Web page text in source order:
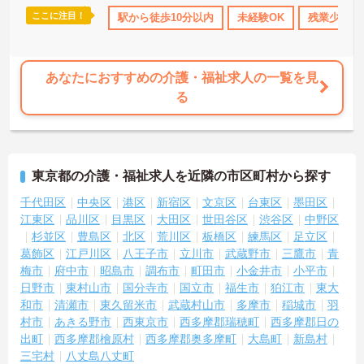
日勤のみ 資格取得サポート 研修制度あり 産休･育休･
います。安心して長く働きたい方におすすめの法人です♪
――――――――――――――― ■ 地域に愛される安定法人♪ ――
・北区内で全12事業所を運営 ・安定した法人基盤 ・地域包括支援
センターも受託 ・特養から在宅サービスまで幅広く展開
→ 地域とのつながりを大切にしながら安心して働ける環境です♪
――――――――――――――― ■ 未経験から成長できる環境♪ ―
・指導担当者によるOJT体制 ・コミュニケーション研修あり ・介護
技術や認知症ケア研修を実施 ・資格取得支援制度あり ・資格取得祝
い金支給あり
→ 「成長したい」という気持ちをしっかり応援してくれる職場です
――――――――――――――― ■ 福利厚生が充実しています♪ ―
――――――――――――――
働く職員を大切にする制度が整っています。
・資格取得支援制度 ・退職金制度あり ・奨学金返済応援制度 ・各
種表彰制度あり ・住宅支援制度あり ・宿舎借り上げ制度あり（規定
あり）
→ 将来を見据えながら長く働きやすい職場です♪
ここに注目！ 駅から徒歩10分以内 未経験OK 残業少なめ
あなたにおすすめの介護・福祉求人の一覧を見
る
東京都の介護・福祉求人を近隣の市区町村から探す
千代田区 中央区 港区 新宿区 文京区 台東区
墨田区
江東区
品川区 目黒区 大田区 世田谷区 渋谷区
中野区
杉並区
豊島区 北区 荒川区 板橋区 練馬区
足立区
葛飾区
江戸川区 八王子市 立川市 武蔵野市 三鷹市
青
梅市
府中市 昭島市 調布市 町田市 小金井市
小平市
日野市
東村山市 国分寺市 国立市 福生市 狛江市
東大
和市
清瀬市 東久留米市 武蔵村山市 多摩市 稲城市
羽
村市
あきる野市 西東京市 西多摩郡瑞穂町
西多摩郡日の
出町
西多摩郡檜原村 西多摩郡奥多摩町 大島町
新島村
三宅村
八丈島八丈町